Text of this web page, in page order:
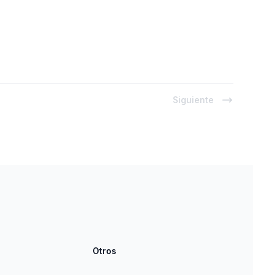
Siguiente
Otros